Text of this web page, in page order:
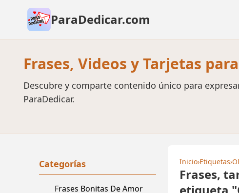
ParaDedicar.com
Frases, Videos y Tarjetas
Descubre y comparte contenido único para
ParaDedicar.
Categorías
Frases Bonitas De Amor
Inicio›Etiquetas›
Frases,